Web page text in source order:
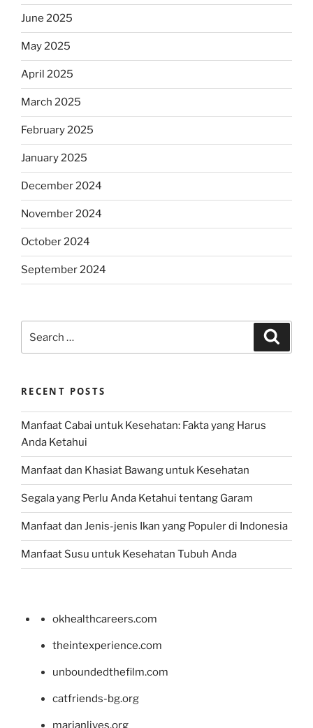
June 2025
May 2025
April 2025
March 2025
February 2025
January 2025
December 2024
November 2024
October 2024
September 2024
for:
RECENT POSTS
Manfaat Cabai untuk Kesehatan: Fakta yang Harus
Anda Ketahui
Manfaat dan Khasiat Bawang untuk Kesehatan
Segala yang Perlu Anda Ketahui tentang Garam
Manfaat dan Jenis-jenis Ikan yang Populer di Indonesia
Manfaat Susu untuk Kesehatan Tubuh Anda
okhealthcareers.com
theintexperience.com
unboundedthefilm.com
catfriends-bg.org
marianlives.org